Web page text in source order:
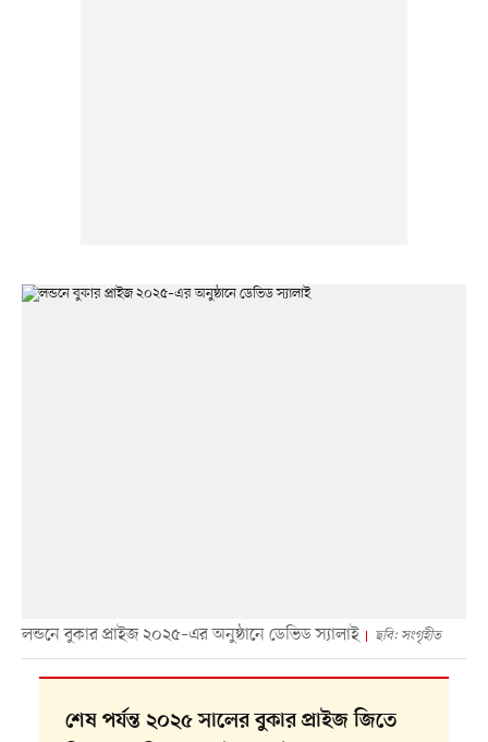
লন্ডনে বুকার প্রাইজ ২০২৫–এর অনুষ্ঠানে ডেভিড স্যালাই ছবি: সংগৃহীত
শেষ পর্যন্ত ২০২৫ সালের বুকার প্রাইজ জিতে